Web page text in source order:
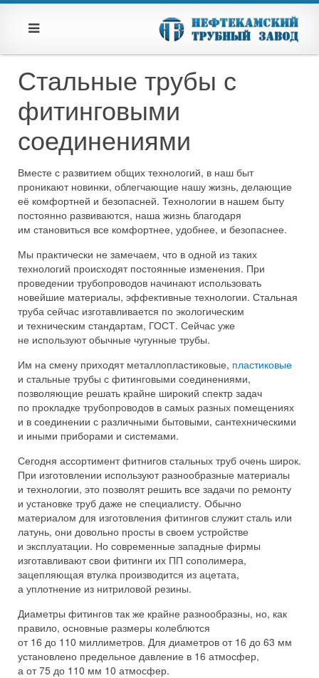
Стальные трубы с
фитинговыми
соединениями
Вместе с развитием общих технологий, в наш быт
проникают новинки, облегчающие нашу жизнь, делающие
её комфортней и безопасней. Технологии в нашем быту
постоянно развиваются, наша жизнь благодаря
им становиться все комфортнее, удобнее, и безопаснее.
Мы практически не замечаем, что в одной из таких
технологий происходят постоянные изменения. При
проведении трубопроводов начинают использовать
новейшие материалы, эффективные технологии. Стальная
труба сейчас изготавливается по экологическим
и техническим стандартам, ГОСТ. Сейчас уже
не используют обычные чугунные трубы.
Им на смену приходят металлопластиковые, пластиковые
и стальные трубы с фитинговыми соединениями,
позволяющие решать крайне широкий спектр задач
по прокладке трубопроводов в самых разных помещениях
и в соединении с различными бытовыми, сантехническими
и иными приборами и системами.
Сегодня ассортимент фитнигов стальных труб очень широк.
При изготовлении используют разнообразные материалы
и технологии, это позволят решить все задачи по ремонту
и установке труб даже не специалисту. Обычно
материалом для изготовления фитингов служит сталь или
латунь, они довольно просты в своем устройстве
и эксплуатации. Но современные западные фирмы
изготавливают свои фитинги их ПП сополимера,
зацепляющая втулка производится из ацетата,
а уплотнение из нитриловой резины.
Диаметры фитингов так же крайне разнообразны, но, как
правило, основные размеры колеблются
от 16 до 110 миллиметров. Для диаметров от 16 до 63 мм
установлено предельное давление в 16 атмосфер,
а от 75 до 110 мм 10 атмосфер.